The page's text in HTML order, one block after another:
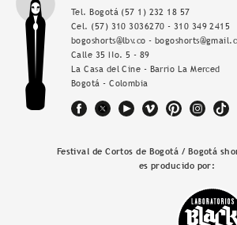
Tel. Bogotá (57 1) 232 18 57
Cel. (57) 310 3036270 - 310 349 2415
bogoshorts@lbv.co -
Calle 35 No. 5 - 89
La Casa del Cine - Barrio La Merced
Bogotá - Colombia
Festival de Cortos de Bogotá / Bogotá
es producido por: